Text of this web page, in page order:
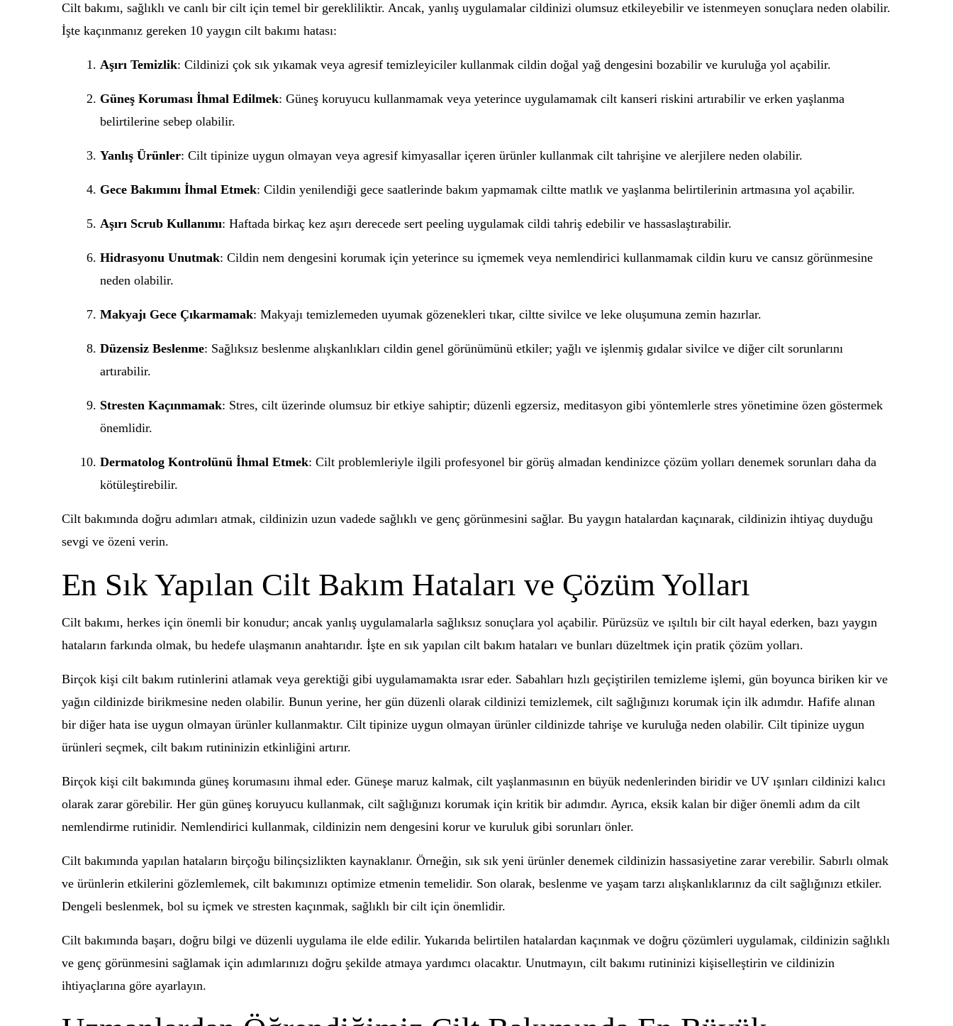
Cilt bakımı, sağlıklı ve canlı bir cilt için temel bir gerekliliktir. Ancak, yanlış uygulamalar cildinizi olumsuz etkileyebilir ve istenmeyen sonuçlara neden olabilir.
İşte kaçınmanız gereken 10 yaygın cilt bakımı hatası:
Aşırı Temizlik: Cildinizi çok sık yıkamak veya agresif temizleyiciler kullanmak cildin doğal yağ dengesini bozabilir ve kuruluğa yol açabilir.
Güneş Koruması İhmal Edilmek: Güneş koruyucu kullanmamak veya yeterince uygulamamak cilt kanseri riskini artırabilir ve erken yaşlanma
belirtilerine sebep olabilir.
Yanlış Ürünler: Cilt tipinize uygun olmayan veya agresif kimyasallar içeren ürünler kullanmak cilt tahrişine ve alerjilere neden olabilir.
Gece Bakımını İhmal Etmek: Cildin yenilendiği gece saatlerinde bakım yapmamak ciltte matlık ve yaşlanma belirtilerinin artmasına yol açabilir.
Aşırı Scrub Kullanımı: Haftada birkaç kez aşırı derecede sert peeling uygulamak cildi tahriş edebilir ve hassaslaştırabilir.
Hidrasyonu Unutmak: Cildin nem dengesini korumak için yeterince su içmemek veya nemlendirici kullanmamak cildin kuru ve cansız görünmesine
neden olabilir.
Makyajı Gece Çıkarmamak: Makyajı temizlemeden uyumak gözenekleri tıkar, ciltte sivilce ve leke oluşumuna zemin hazırlar.
Düzensiz Beslenme: Sağlıksız beslenme alışkanlıkları cildin genel görünümünü etkiler; yağlı ve işlenmiş gıdalar sivilce ve diğer cilt sorunlarını
artırabilir.
Stresten Kaçınmamak: Stres, cilt üzerinde olumsuz bir etkiye sahiptir; düzenli egzersiz, meditasyon gibi yöntemlerle stres yönetimine özen göstermek
önemlidir.
Dermatolog Kontrolünü İhmal Etmek: Cilt problemleriyle ilgili profesyonel bir görüş almadan kendinizce çözüm yolları denemek sorunları daha da
kötüleştirebilir.
Cilt bakımında doğru adımları atmak, cildinizin uzun vadede sağlıklı ve genç görünmesini sağlar. Bu yaygın hatalardan kaçınarak, cildinizin ihtiyaç duyduğu
sevgi ve özeni verin.
En Sık Yapılan Cilt Bakım Hataları ve Çözüm Yolları
Cilt bakımı, herkes için önemli bir konudur; ancak yanlış uygulamalarla sağlıksız sonuçlara yol açabilir. Pürüzsüz ve ışıltılı bir cilt hayal ederken, bazı yaygın
hataların farkında olmak, bu hedefe ulaşmanın anahtarıdır. İşte en sık yapılan cilt bakım hataları ve bunları düzeltmek için pratik çözüm yolları.
Birçok kişi cilt bakım rutinlerini atlamak veya gerektiği gibi uygulamamakta ısrar eder. Sabahları hızlı geçiştirilen temizleme işlemi, gün boyunca biriken kir ve
yağın cildinizde birikmesine neden olabilir. Bunun yerine, her gün düzenli olarak cildinizi temizlemek, cilt sağlığınızı korumak için ilk adımdır. Hafife alınan
bir diğer hata ise uygun olmayan ürünler kullanmaktır. Cilt tipinize uygun olmayan ürünler cildinizde tahrişe ve kuruluğa neden olabilir. Cilt tipinize uygun
ürünleri seçmek, cilt bakım rutininizin etkinliğini artırır.
Birçok kişi cilt bakımında güneş korumasını ihmal eder. Güneşe maruz kalmak, cilt yaşlanmasının en büyük nedenlerinden biridir ve UV ışınları cildinizi kalıcı
olarak zarar görebilir. Her gün güneş koruyucu kullanmak, cilt sağlığınızı korumak için kritik bir adımdır. Ayrıca, eksik kalan bir diğer önemli adım da cilt
nemlendirme rutinidir. Nemlendirici kullanmak, cildinizin nem dengesini korur ve kuruluk gibi sorunları önler.
Cilt bakımında yapılan hataların birçoğu bilinçsizlikten kaynaklanır. Örneğin, sık sık yeni ürünler denemek cildinizin hassasiyetine zarar verebilir. Sabırlı olmak
ve ürünlerin etkilerini gözlemlemek, cilt bakımınızı optimize etmenin temelidir. Son olarak, beslenme ve yaşam tarzı alışkanlıklarınız da cilt sağlığınızı etkiler.
Dengeli beslenmek, bol su içmek ve stresten kaçınmak, sağlıklı bir cilt için önemlidir.
Cilt bakımında başarı, doğru bilgi ve düzenli uygulama ile elde edilir. Yukarıda belirtilen hatalardan kaçınmak ve doğru çözümleri uygulamak, cildinizin sağlıklı
ve genç görünmesini sağlamak için adımlarınızı doğru şekilde atmaya yardımcı olacaktır. Unutmayın, cilt bakımı rutininizi kişiselleştirin ve cildinizin
ihtiyaçlarına göre ayarlayın.